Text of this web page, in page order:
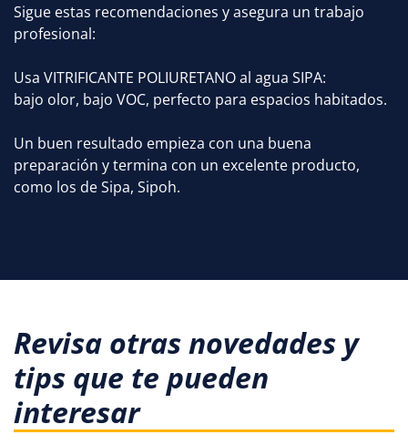
Sigue estas recomendaciones y asegura un trabajo
profesional:
Usa VITRIFICANTE POLIURETANO al agua SIPA:
bajo olor, bajo VOC, perfecto para espacios habitados.
Un buen resultado empieza con una buena
preparación y termina con un excelente producto,
como los de Sipa, Sipoh.
Revisa otras novedades y
tips que te pueden
interesar